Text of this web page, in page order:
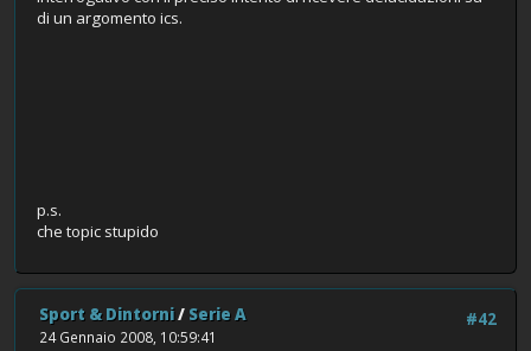
di un argomento ics.
p.s.
che topic stupido
#42
Sport & Dintorni/ Serie A
24 Gennaio 2008, 10:59:41